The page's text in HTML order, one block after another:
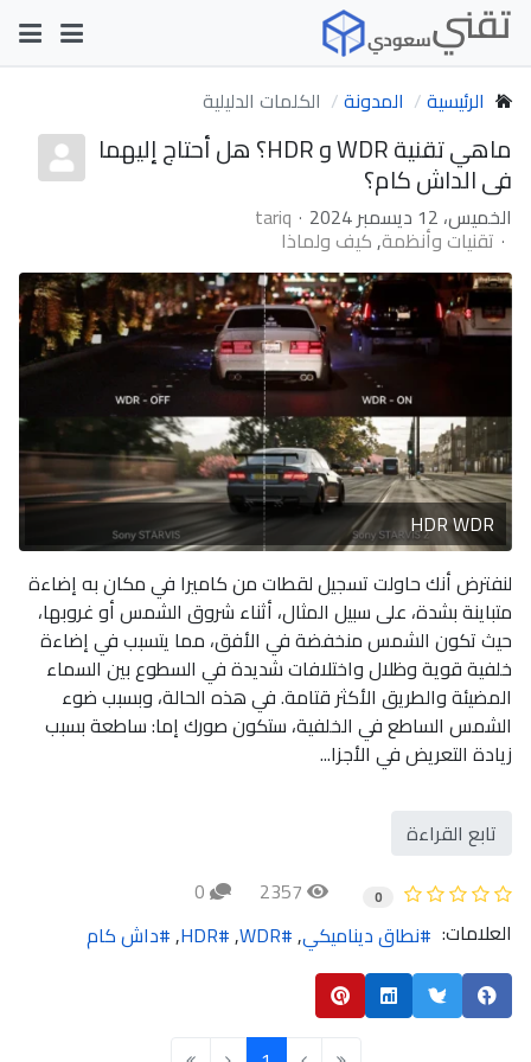
الرئيسية المدونة الكلمات الدليلية
ماهي تقنية WDR و HDR؟ هل أحتاج إليهما
في الداش كام؟
الخميس، 12 ديسمبر 2024 tariq
تقنيات وأنظمة كيف ولماذا
HDR WDR
لنفترض أنك حاولت تسجيل لقطات من كاميرا في مكان به إضاءة
متباينة بشدة، على سبيل المثال، أثناء شروق الشمس أو غروبها،
حيث تكون الشمس منخفضة في الأفق، مما يتسبب في إضاءة
خلفية قوية وظلال واختلافات شديدة في السطوع بين السماء
المضيئة والطريق الأكثر قتامة. في هذه الحالة، وبسبب ضوء
الشمس الساطع في الخلفية، ستكون صورك إما: ساطعة بسبب
زيادة التعريض في الأجزا...
تابع القراءة
0
العلامات:
نطاق ديناميكي WDR
HDR داش كام